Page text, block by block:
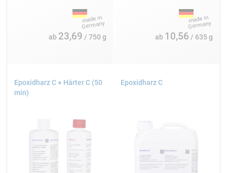
ab 23,69 / 750 g ab 10,56 / 635 g
Epoxidharz C + Härter C (50
min)
Epoxidharz C